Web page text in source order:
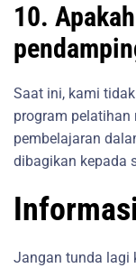
10.
Saat ini, kami
program pelatihan
pembelajaran
dibagikan kepada
Jangan tunda lagi